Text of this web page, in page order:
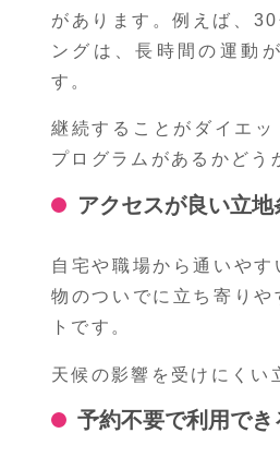
があります。例えば、
ングは、長時間の運動
す。
継続することがダイエ
プログラムがあるかどう
アクセスが良い立地
自宅や職場から通いや
物のついでに立ち寄り
トです。
天候の影響を受けにくい
予約不要で利用でき